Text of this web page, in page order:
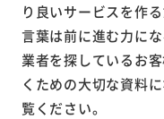
り良いサービスを作
言葉は前に進む力に
業者を探しているお
くための大切な資料
覧ください。